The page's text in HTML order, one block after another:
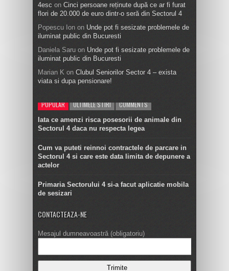
4esc on Cinci persoane reținute după ce ar fi furat
flori de 20.000 de euro dintr-o seră din Sectorul 4
Popescu Ion on Unde pot fi sesizate problemele de
iluminat public din Bucuresti
Daniela Saru on Unde pot fi sesizate problemele de
iluminat public din Bucuresti
Marian K on Clubul Seniorilor Sector 4 – exista
viata si dupa pensionare!
POPULAR ULTIMELE STIRI COMMENTS
Iata ce amenzi risca posesorii de animale din
Sectorul 4 daca nu respecta legea
Cum va puteti reinnoi contractele de parcare in
Sectorul 4 si care este data limita de depunere a
actelor
Primaria Sectorului 4 si-a facut aplicatie mobila
de sesizari
CONTACTEAZA-NE
Mesajul dumneavoastră (obligatoriu)